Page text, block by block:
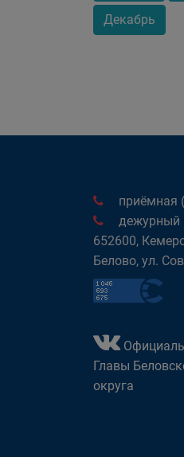
Декабрь
приёмная
дежурный
652600,
Белово, ул.
Главы
округа